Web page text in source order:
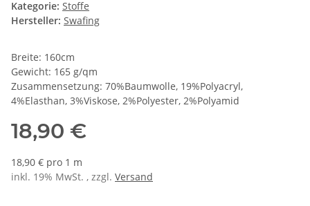
Kategorie: Stoffe
Hersteller: Swafing
Breite: 160cm
Gewicht: 165 g/qm
Zusammensetzung: 70%Baumwolle, 19%Polyacryl,
4%Elasthan, 3%Viskose, 2%Polyester, 2%Polyamid
18,90 €
18,90 € pro 1 m
inkl. 19% MwSt. , zzgl. Versand